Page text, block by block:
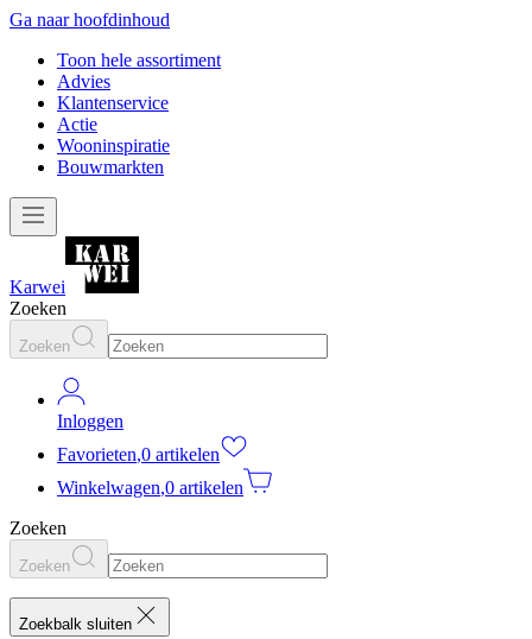
Ga naar hoofdinhoud
Toon hele assortiment
Advies
Klantenservice
Actie
Wooninspiratie
Bouwmarkten
Karwei
Zoeken
Zoeken
Inloggen
Favorieten,0 artikelen
Winkelwagen,0 artikelen
Zoeken
Zoeken
Zoekbalk sluiten